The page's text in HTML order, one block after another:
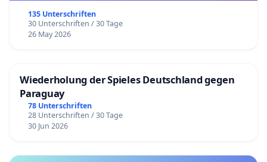
135 Unterschriften
30 Unterschriften / 30 Tage
26 May 2026
Wiederholung der Spieles Deutschland gegen
Paraguay
78 Unterschriften
28 Unterschriften / 30 Tage
30 Jun 2026